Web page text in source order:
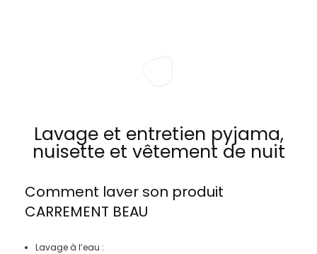
Lavage et entretien pyjama,
nuisette et vêtement de nuit
Comment laver son produit
CARREMENT BEAU
Lavage à l’eau :